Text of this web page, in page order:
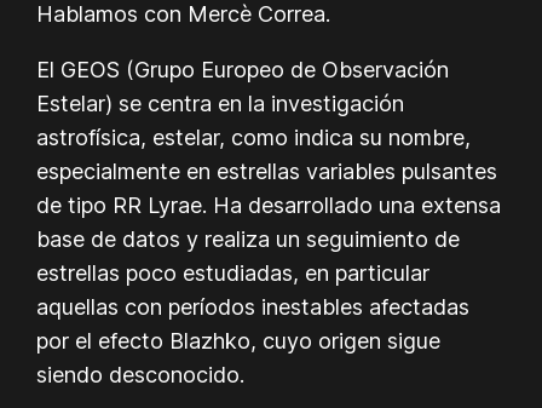
Hablamos con Mercè Correa.
El GEOS (Grupo Europeo de Observación
Estelar) se centra en la investigación
astrofísica, estelar, como indica su nombre,
especialmente en estrellas variables pulsantes
de tipo RR Lyrae. Ha desarrollado una extensa
base de datos y realiza un seguimiento de
estrellas poco estudiadas, en particular
aquellas con períodos inestables afectadas
por el efecto Blazhko, cuyo origen sigue
siendo desconocido.